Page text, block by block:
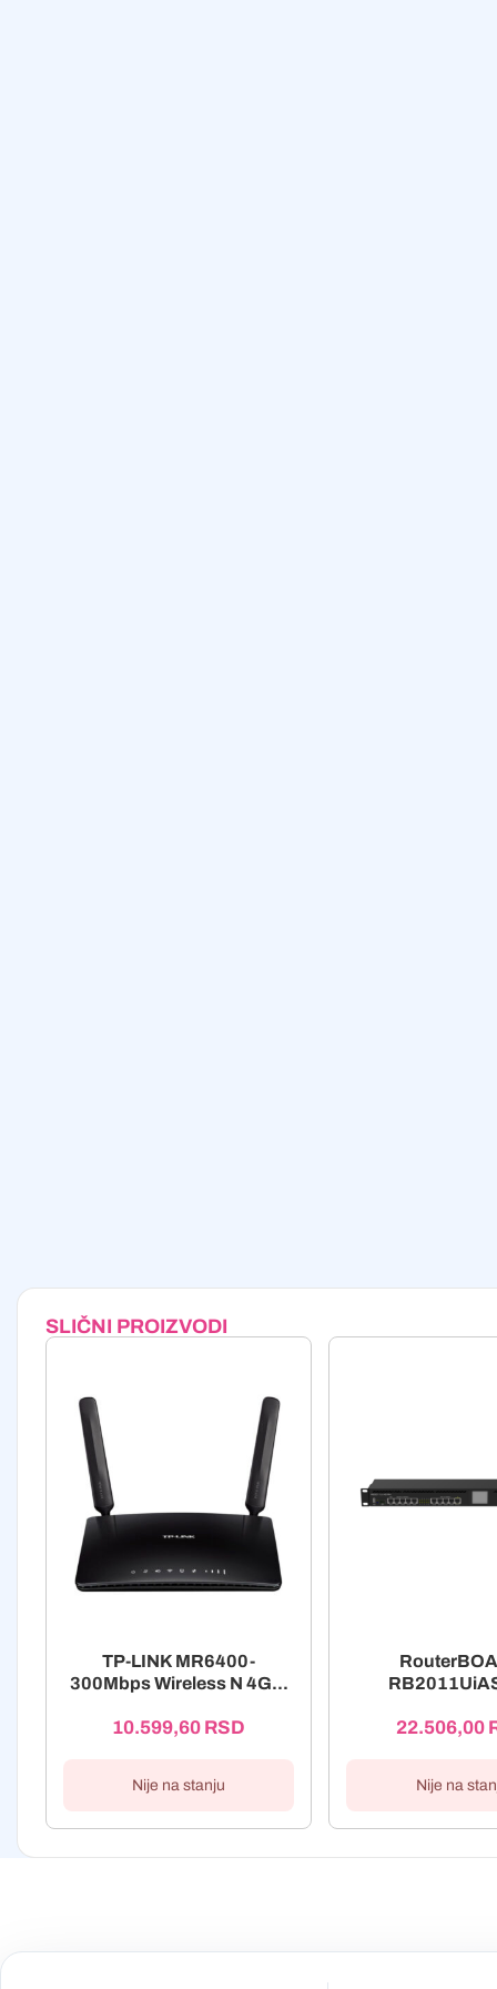
SLIČNI PROIZVODI
TP-LINK MR6400-
300Mbps Wireless N 4G...
10.599,60 RSD
Nije na stanju
22.506,00
Nije na